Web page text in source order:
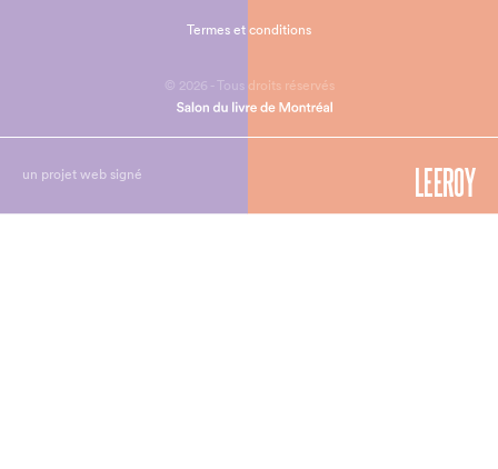
© 2026 - Tous droits réservés
Termes et conditions
un projet web signé